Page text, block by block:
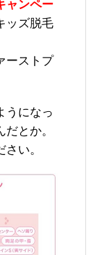
ャンペー
ッズ脱毛
ーストプ
うになっ
とか。
い。